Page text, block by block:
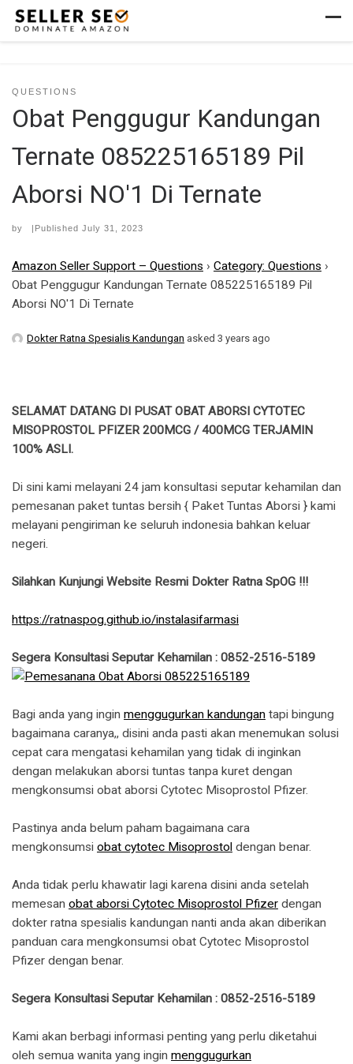
Skip to content
QUESTIONS
Obat Penggugur Kandungan
Ternate 085225165189 Pil
Aborsi NO'1 Di Ternate
by |Published July 31, 2023
Amazon Seller Support – Questions › Category: Questions ›
Obat Penggugur Kandungan Ternate 085225165189 Pil
Aborsi NO'1 Di Ternate
Dokter Ratna Spesialis Kandungan asked 3 years ago
SELAMAT DATANG DI PUSAT OBAT ABORSI CYTOTEC
MISOPROSTOL PFIZER 200MCG / 400MCG TERJAMIN
100% ASLI.
Di sini kami melayani 24 jam konsultasi seputar kehamilan dan
pemesanan paket tuntas bersih { Paket Tuntas Aborsi } kami
melayani pengiriman ke seluruh indonesia bahkan keluar
negeri.
Silahkan Kunjungi Website Resmi Dokter Ratna SpOG !!!
https://ratnaspog.github.io/instalasifarmasi
Segera Konsultasi Seputar Kehamilan : 0852-2516-5189
Bagi anda yang ingin menggugurkan kandungan tapi bingung
bagaimana caranya,, disini anda pasti akan menemukan solusi
cepat cara mengatasi kehamilan yang tidak di inginkan
dengan melakukan aborsi tuntas tanpa kuret dengan
mengkonsumsi obat aborsi Cytotec Misoprostol Pfizer.
Pastinya anda belum paham bagaimana cara
mengkonsumsi obat cytotec Misoprostol dengan benar.
Anda tidak perlu khawatir lagi karena disini anda setelah
memesan obat aborsi Cytotec Misoprostol Pfizer dengan
dokter ratna spesialis kandungan nanti anda akan diberikan
panduan cara mengkonsumsi obat Cytotec Misoprostol
Pfizer dengan benar.
Segera Konsultasi Seputar Kehamilan : 0852-2516-5189
Kami akan berbagi informasi penting yang perlu diketahui
oleh semua wanita yang ingin menggugurkan